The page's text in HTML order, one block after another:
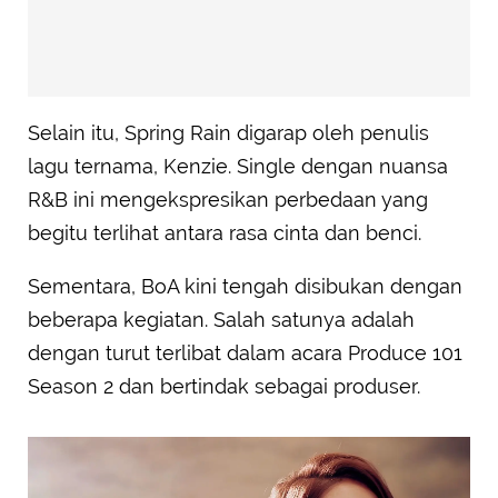
Selain itu, Spring Rain digarap oleh penulis
lagu ternama, Kenzie. Single dengan nuansa
R&B ini mengekspresikan perbedaan yang
begitu terlihat antara rasa cinta dan benci.
Sementara, BoA kini tengah disibukan dengan
beberapa kegiatan. Salah satunya adalah
dengan turut terlibat dalam acara Produce 101
Season 2 dan bertindak sebagai produser.